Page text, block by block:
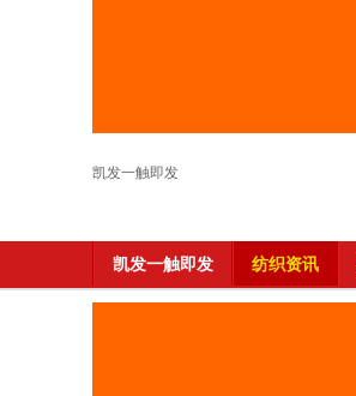
凯发一触即发
凯发一触即发 纺织资讯